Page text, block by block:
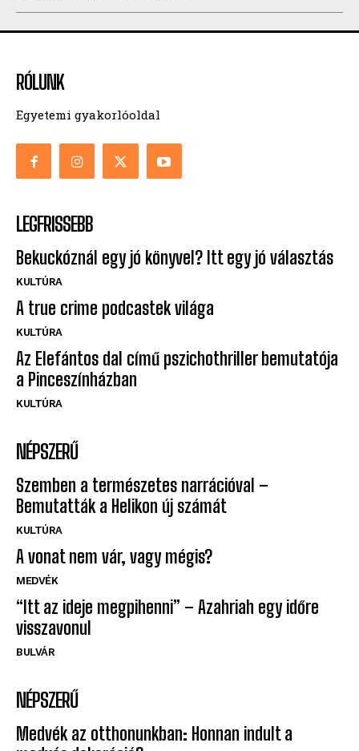
RÓLUNK
Egyetemi gyakorlóoldal
LEGFRISSEBB
Bekuckóznál egy jó könyvel? Itt egy jó választás
KULTÚRA
A true crime podcastek világa
KULTÚRA
Az Elefántos dal című pszichothriller bemutatója
a Pinceszínházban
KULTÚRA
NÉPSZERŰ
Szemben a természetes narrációval –
Bemutatták a Helikon új számát
KULTÚRA
A vonat nem vár, vagy mégis?
MEDVÉK
“Itt az ideje megpihenni” – Azahriah egy időre
visszavonul
BULVÁR
NÉPSZERŰ
Medvék az otthonunkban: Honnan indult a